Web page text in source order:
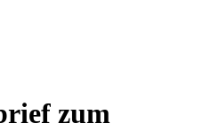
zum